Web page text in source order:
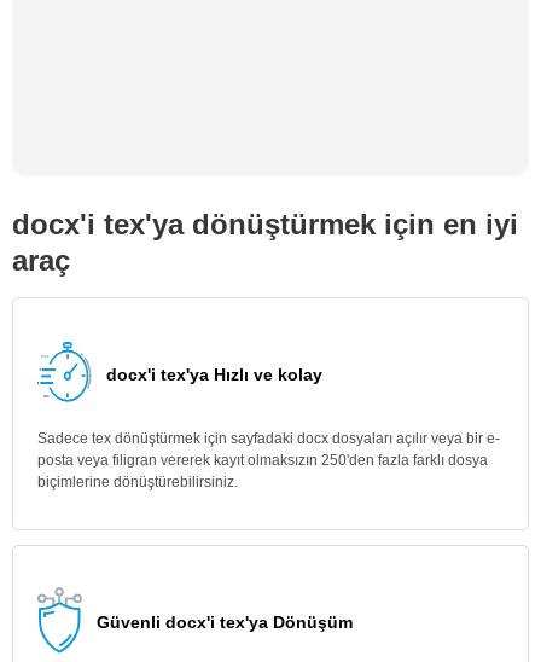
docx'i tex'ya dönüştürmek için en iyi
araç
docx'i tex'ya Hızlı ve kolay
Sadece tex dönüştürmek için sayfadaki docx dosyaları açılır veya bir e-
posta veya filigran vererek kayıt olmaksızın 250'den fazla farklı dosya
biçimlerine dönüştürebilirsiniz.
Güvenli docx'i tex'ya Dönüşüm